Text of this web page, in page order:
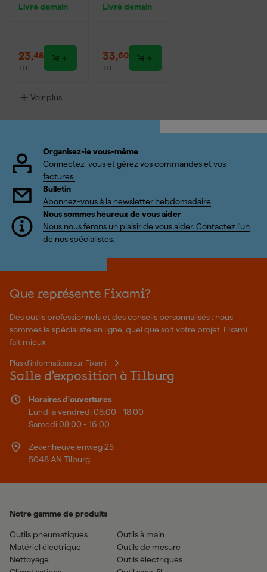
Livré demain
23,48
TTC
180mm
Livré demain
33,60
TTC
Voir plus
Organisez-le vous-même
Connectez-vous et gérez vos commandes et vos
factures.
Bulletin
Abonnez-vous à la newsletter hebdomadaire
Nous sommes heureux de vous aider
Nous nous ferons un plaisir de vous aider. Contactez l'un
de nos spécialistes.
Que représente Fixami?
Des outils professionnels et des conseils personnalisés : nous
sommes le spécialiste en ligne, quel que soit votre projet. Fixami
fait mieux.
Plus d'informations sur Fixami
Salle d'exposition à Tilburg
Horaires d'ouvertures
Lundi à vendredi 08:00 - 18:00
Samedi 08:00 - 16:00
Zevenheuvelenweg 25
5048 AN Tilburg
Notre gamme de produits
Outils pneumatiques
Matériel électrique
Nettoyage
Outils à main
Outils de mesure
Outils électriques